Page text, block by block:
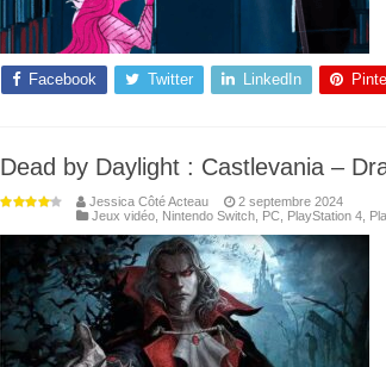
Facebook Twitter LinkedIn
Dead by Daylight : Castlevania –
Jessica Côté Acteau
2 septembre 2024
Jeux vidéo, Nintendo Switch, PC, PlayStation 4,